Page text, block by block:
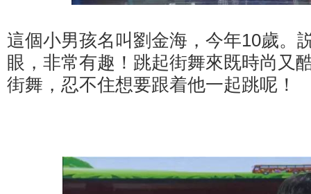
這個小男孩名叫劉金海，今年10歲。
眼，非常有趣！跳起街舞來既時尚又
街舞，忍不住想要跟着他一起跳呢！